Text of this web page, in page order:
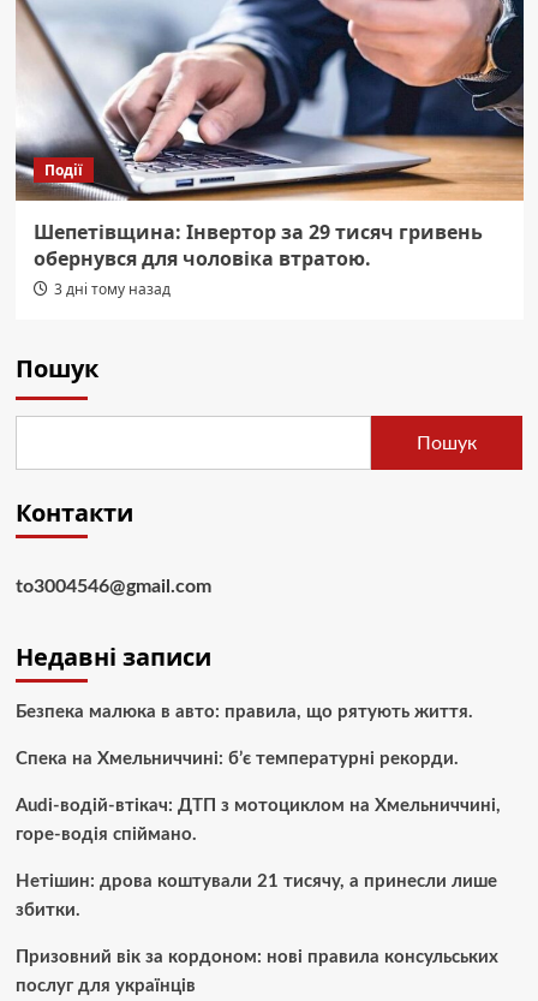
Події
Шепетівщина: Інвертор за 29 тисяч гривень
обернувся для чоловіка втратою.
3 дні тому назад
Пошук
Пошук
Контакти
to3004546@gmail.com
Недавні записи
Безпека малюка в авто: правила, що рятують життя.
Спека на Хмельниччині: б’є температурні рекорди.
Audi-водій-втікач: ДТП з мотоциклом на Хмельниччині,
горе-водія спіймано.
Нетішин: дрова коштували 21 тисячу, а принесли лише
збитки.
Призовний вік за кордоном: нові правила консульських
послуг для українців